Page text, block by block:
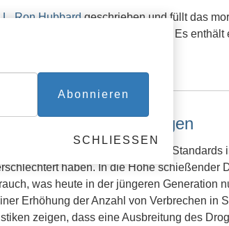
L. Ron Hubbardgeschrieben und füllt das
materialistischen Gesellschaft. Es
für Pädagogen
Frage, dass sich die moralischen Standards
haben. In die Höhe schießender
was heute in der jüngeren Generation
Erhöhung der Anzahl von Verbrechen in
zeigen, dass eine Ausbreitung des
Abonnieren
SCHLIESSEN